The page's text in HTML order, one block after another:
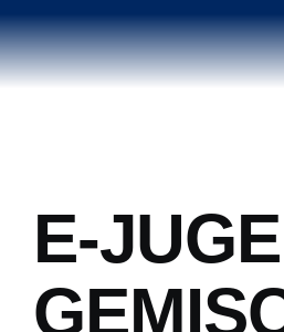
Zum
Inhalt
springen
E-